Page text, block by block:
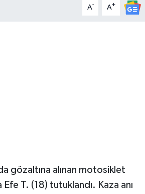
A- A+
gözaltına alınan motosiklet
T. (18) tutuklandı. Kaza anı